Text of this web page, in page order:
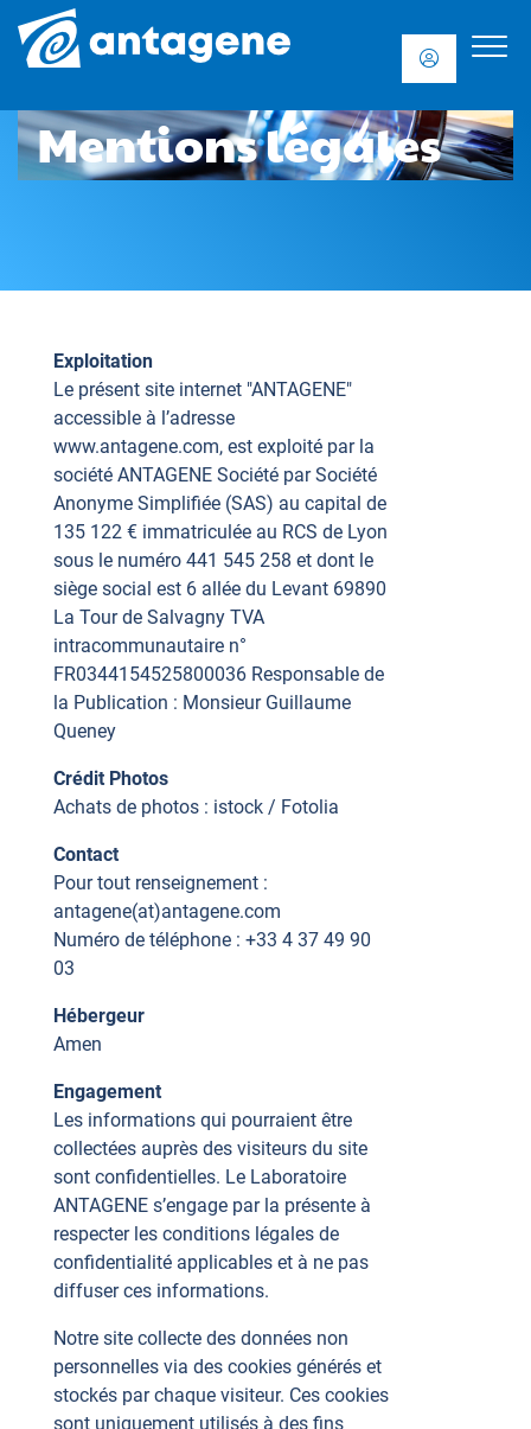
Mentions légales
Exploitation
Le présent site internet "ANTAGENE"
accessible à l’adresse
www.antagene.com, est exploité par la
société ANTAGENE Société par Société
Anonyme Simplifiée (SAS) au capital de
135 122 € immatriculée au RCS de Lyon
sous le numéro 441 545 258 et dont le
siège social est 6 allée du Levant 69890
La Tour de Salvagny TVA
intracommunautaire n°
FR0344154525800036 Responsable de
la Publication : Monsieur Guillaume
Queney
Crédit Photos
Achats de photos : istock / Fotolia
Contact
Pour tout renseignement :
antagene(at)antagene.com
Numéro de téléphone : +33 4 37 49 90
03
Hébergeur
Amen
Engagement
Les informations qui pourraient être
collectées auprès des visiteurs du site
sont confidentielles. Le Laboratoire
ANTAGENE s’engage par la présente à
respecter les conditions légales de
confidentialité applicables et à ne pas
diffuser ces informations.
Notre site collecte des données non
personnelles via des cookies générés et
stockés par chaque visiteur. Ces cookies
sont uniquement utilisés à des fins